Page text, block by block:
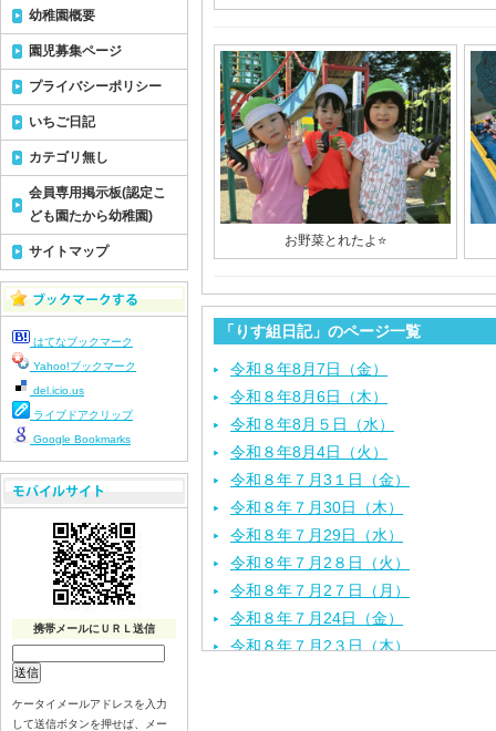
お野菜とれたよ⭐️
「りす組日記」のページ一覧
令和８年8月7日（金）
令和８年8月6日（木）
令和８年8月５日（水）
令和８年8月4日（火）
令和８年７月3１日（金）
令和８年７月30日（木）
令和８年７月29日（水）
令和８年７月2８日（火）
令和８年７月2７日（月）
令和８年７月24日（金）
令和８年７月2３日（木）
幼稚園概要
園児募集ページ
プライバシーポリシー
いちご日記
カテゴリ無し
会員専用掲示板(認定こ
ども園たから幼稚園)
サイトマップ
はてなブックマーク
Yahoo!ブックマーク
del.icio.us
ライブドアクリップ
Google Bookmarks
携帯メールにＵＲＬ送信
ケータイメールアドレスを入力
して送信ボタンを押せば、メー